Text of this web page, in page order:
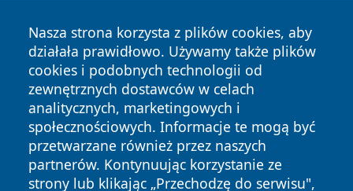
Nasza strona korzysta z plików cookies, aby
działała prawidłowo. Używamy także plików
cookies i podobnych technologii od
zewnętrznych dostawców w celach
analitycznych, marketingowych i
społecznościowych. Informacje te mogą być
przetwarzane również przez naszych
partnerów. Kontynuując korzystanie ze
strony lub klikając „Przechodzę do serwisu",
Copyright © 2026 faktybytom.pl Wszystkie prawa zastrzeżone.
News Autorzy
Polityka
Prywatności
Polityka
Cookies